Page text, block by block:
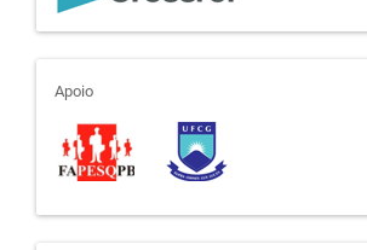
apoio
Apoio